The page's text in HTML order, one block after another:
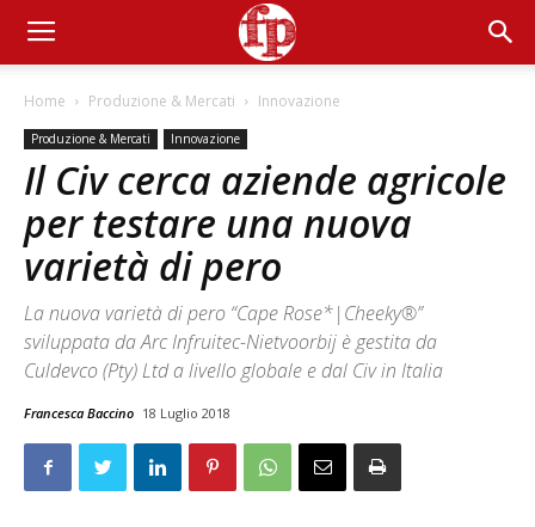
Home Produzione & Mercati Innovazione
Produzione & Mercati Innovazione
Il Civ cerca aziende agricole
per testare una nuova
varietà di pero
La nuova varietà di pero “Cape Rose*|Cheeky®”
sviluppata da Arc Infruitec-Nietvoorbij è gestita da
Culdevco (Pty) Ltd a livello globale e dal Civ in Italia
Francesca Baccino 18 Luglio 2018